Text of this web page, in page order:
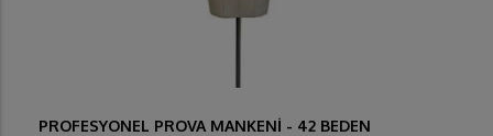
PROFESYONEL PROVA MANKENİ - 42 BEDEN